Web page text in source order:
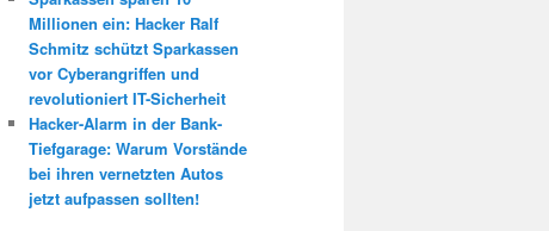
Millionen ein: Hacker Ralf
Schmitz schützt Sparkassen
vor Cyberangriffen und
revolutioniert IT-Sicherheit
Hacker-Alarm in der Bank-
Tiefgarage: Warum Vorstände
bei ihren vernetzten Autos
jetzt aufpassen sollten!